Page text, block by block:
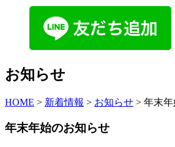
お知らせ
HOME > 新着情報 > お知らせ > 年末
年末年始のお知らせ